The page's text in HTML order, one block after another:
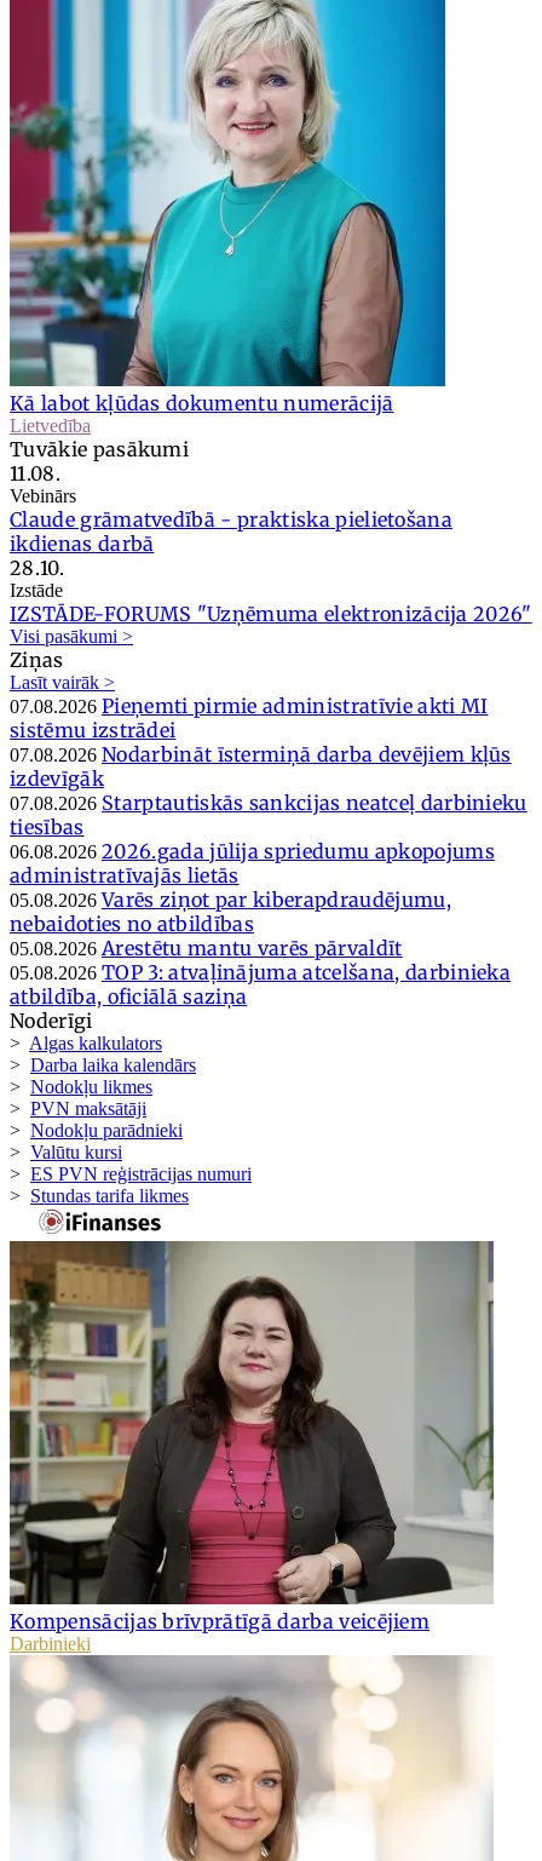
Kā labot kļūdas dokumentu numerācijā
Lietvedība
Tuvākie pasākumi
11.08.
Vebinārs
Claude grāmatvedībā - praktiska pielietošana
ikdienas darbā
28.10.
Izstāde
IZSTĀDE-FORUMS "Uzņēmuma elektronizācija 2026"
Visi pasākumi >
Ziņas
Lasīt vairāk >
07.08.2026 Pieņemti pirmie administratīvie akti MI
sistēmu izstrādei
07.08.2026 Nodarbināt īstermiņā darba devējiem kļūs
izdevīgāk
07.08.2026 Starptautiskās sankcijas neatceļ darbinieku
tiesības
06.08.2026 2026.gada jūlija spriedumu apkopojums
administratīvajās lietās
05.08.2026 Varēs ziņot par kiberapdraudējumu,
nebaidoties no atbildības
05.08.2026 Arestētu mantu varēs pārvaldīt
05.08.2026 TOP 3: atvaļinājuma atcelšana, darbinieka
atbildība, oficiālā saziņa
Noderīgi
> Algas kalkulators
> Darba laika kalendārs
> Nodokļu likmes
> PVN maksātāji
> Nodokļu parādnieki
> Valūtu kursi
> ES PVN reģistrācijas numuri
> Stundas tarifa likmes
Kompensācijas brīvprātīgā darba veicējiem
Darbinieki